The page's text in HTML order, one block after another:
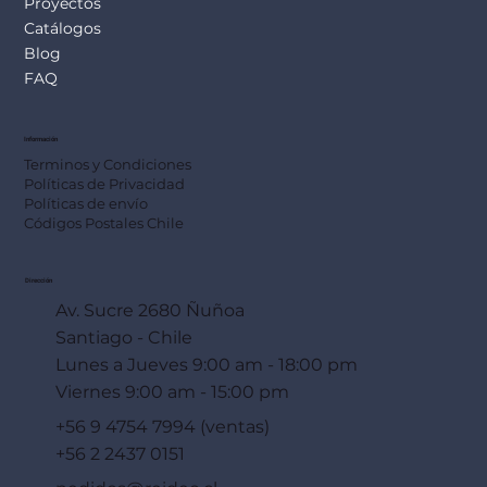
Catálogos
Blog
FAQ
Información
Terminos y Condiciones
Políticas de Privacidad
Políticas de envío
Códigos Postales Chile
Dirección
Av. Sucre 2680 Ñuñoa
Santiago - Chile
Lunes a Jueves 9:00 am - 18:00 pm
Viernes 9:00 am - 15:00 pm
+56 9 4754 7994 (ventas)
+56 2 2437 0151